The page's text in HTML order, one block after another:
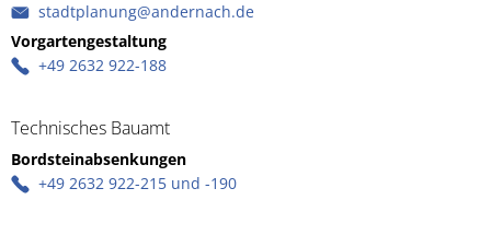
stadtplanung@andernach.de
Vorgartengestaltung
+49 2632 922-188
Technisches Bauamt
Bordsteinabsenkungen
+49 2632 922-215 und -190